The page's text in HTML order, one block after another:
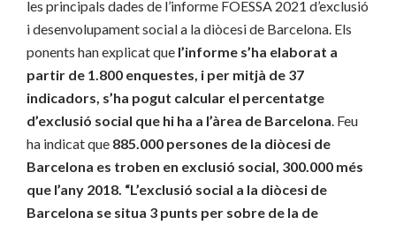
les principals dades de l’informe FOESSA 2021 d’exclusió
i desenvolupament social a la diòcesi de Barcelona. Els
ponents han explicat que l’informe s’ha elaborat a
partir de 1.800 enquestes, i per mitjà de 37
indicadors, s’ha pogut calcular el percentatge
d’exclusió social que hi ha a l’àrea de Barcelona . Feu
ha indicat que 885.000 persones de la diòcesi de
Barcelona es troben en exclusió social, 300.000 més
que l’any 2018. “L’exclusió social a la diòcesi de
Barcelona se situa 3 punts per sobre de la de